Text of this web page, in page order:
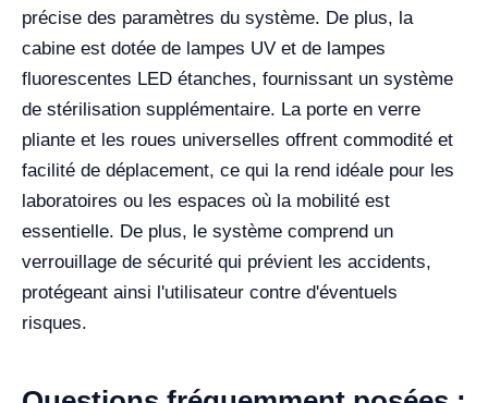
précise des paramètres du système. De plus, la
cabine est dotée de lampes UV et de lampes
fluorescentes LED étanches, fournissant un système
de stérilisation supplémentaire. La porte en verre
pliante et les roues universelles offrent commodité et
facilité de déplacement, ce qui la rend idéale pour les
laboratoires ou les espaces où la mobilité est
essentielle. De plus, le système comprend un
verrouillage de sécurité qui prévient les accidents,
protégeant ainsi l'utilisateur contre d'éventuels
risques.